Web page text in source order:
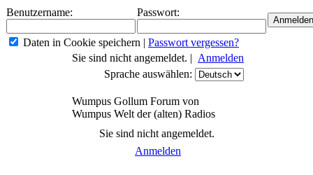
Benutzername: Passwort:
Daten in Cookie speichern | Passwort vergessen?
Sie sind nicht angemeldet. | Anmelden
Sprache auswählen:
Wumpus Gollum Forum von
Wumpus Welt der (alten) Radios
Sie sind nicht angemeldet.
Anmelden